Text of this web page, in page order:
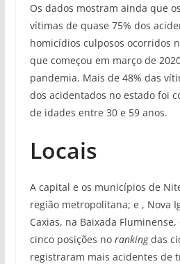
Os dados mostram ainda que
vítimas de quase 75% dos
homicídios culposos ocorridos
que começou em março de
pandemia. Mais de 48% das
dos acidentados no estado foi
de idades entre 30 e 59 anos.
Locais
A capital e os municípios de
região metropolitana; e , Nova
Caxias, na Baixada
cinco posições no rankingdas
registraram mais acidentes de